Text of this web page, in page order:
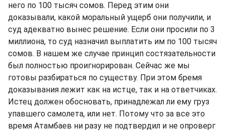
него по 100 тысяч сомов. Перед этим они
доказывали, какой моральный ущерб они получили, и
суд адекватно вынес решение. Если они просили по 3
миллиона, то суд назначил выплатить им по 100 тысяч
сомов. В нашем же случае принцип состязательности
был полностью проигнорирован. Сейчас же мы
готовы разбираться по существу. При этом бремя
доказывания лежит как на истце, так и на ответчиках.
Истец должен обосновать, принадлежал ли ему груз
упавшего самолета, или нет. Потому что за все это
время Атамбаев ни разу не подтвердил и не опроверг